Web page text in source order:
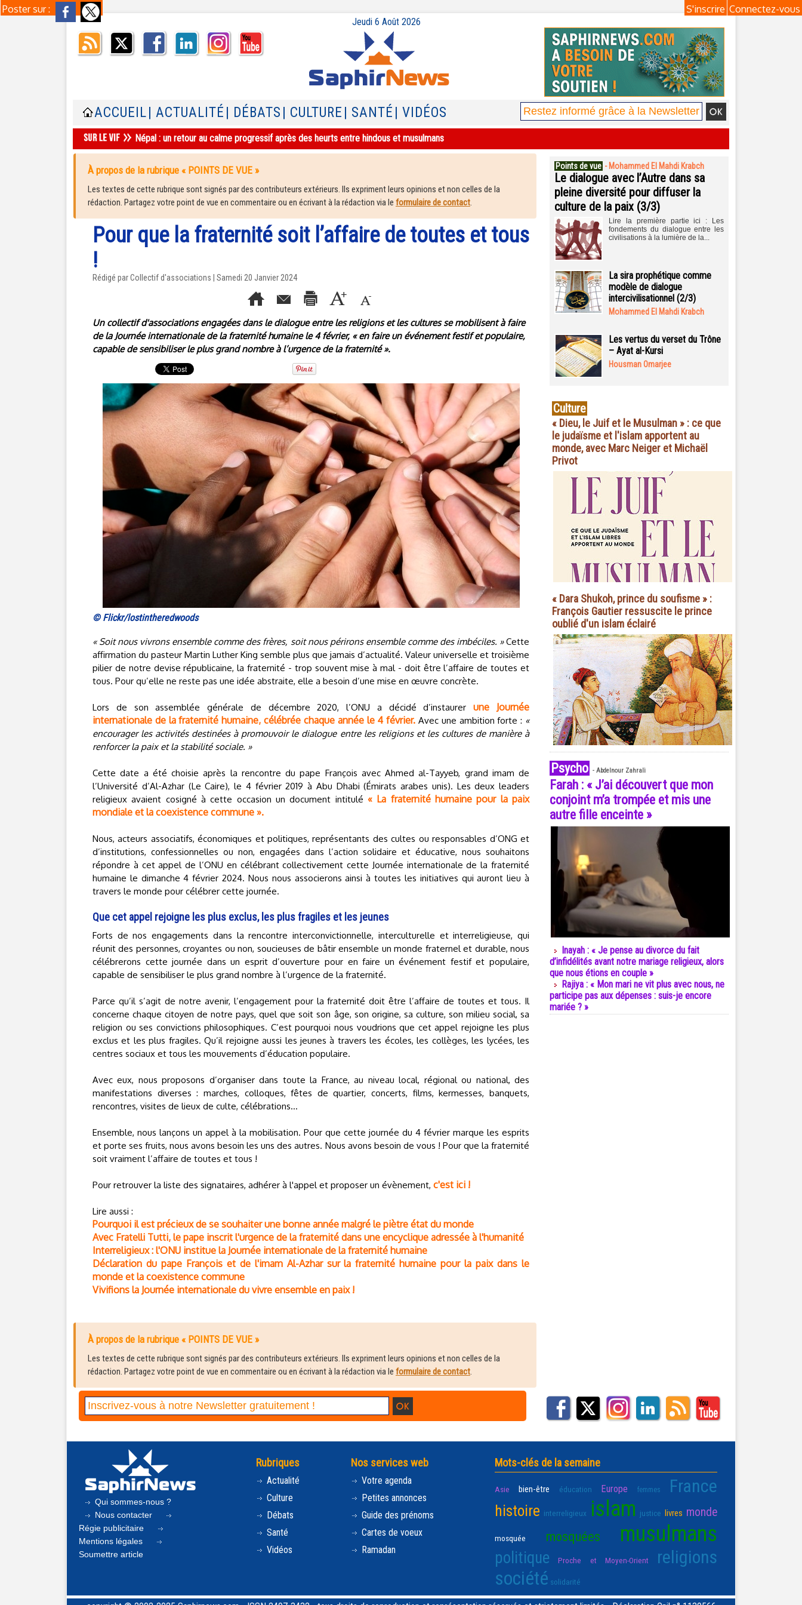
Poster sur : Connectez-vous
S'inscrire
Jeudi 6 Août 2026
ACCUEIL | ACTUALITÉ | DÉBATS | CULTURE | SANTÉ | VIDÉOS
Népal : un retour au calme progressif après des heurts entre hindous et musulmans
À propos de la rubrique « POINTS DE VUE »
Les textes de cette rubrique sont signés par des contributeurs extérieurs. Ils expriment leurs opinions et non celles de la
rédaction. Partagez votre point de vue en commentaire ou en écrivant à la rédaction via le formulaire de contact.
Pour que la fraternité soit l’affaire de toutes et tous
!
Rédigé par Collectif d'associations | Samedi 20 Janvier 2024
Un collectif d'associations engagées dans le dialogue entre les religions et les cultures se mobilisent à faire
de la Journée internationale de la fraternité humaine le 4 février, « en faire un événement festif et populaire,
capable de sensibiliser le plus grand nombre à l’urgence de la fraternité ».
© Flickr/lostintheredwoods
« Soit nous vivrons ensemble comme des frères, soit nous périrons ensemble comme des imbéciles. »Cette
affirmation du pasteur Martin Luther King semble plus que jamais d’actualité. Valeur universelle et troisième
pilier de notre devise républicaine, la fraternité - trop souvent mise à mal - doit être l’affaire de toutes et
tous. Pour qu’elle ne reste pas une idée abstraite, elle a besoin d’une mise en œuvre concrète.
Lors de son assemblée générale de décembre 2020, l’ONU a décidé d’instaurerune Journée
internationale de la fraternité humaine, célébrée chaque année le 4 février. Avec une ambition forte : «
encourager les activités destinées à promouvoir le dialogue entre les religions et les cultures de manière à
renforcer la paix et la stabilité sociale. »
Cette date a été choisie après la rencontre du pape François avec Ahmed al-Tayyeb, grand imam de
l’Université d’Al-Azhar (Le Caire), le 4 février 2019 à Abu Dhabi (Émirats arabes unis). Les deux leaders
religieux avaient cosigné à cette occasion un document intitulé « La fraternité humaine pour la paix
mondiale et la coexistence commune ».
Nous, acteurs associatifs, économiques et politiques, représentants des cultes ou responsables d’ONG et
d’institutions, confessionnelles ou non, engagées dans l’action solidaire et éducative, nous souhaitons
répondre à cet appel de l’ONU en célébrant collectivement cette Journée internationale de la fraternité
humaine le dimanche 4 février 2024. Nous nous associerons ainsi à toutes les initiatives qui auront lieu à
travers le monde pour célébrer cette journée.
Que cet appel rejoigne les plus exclus, les plus fragiles et les jeunes
Forts de nos engagements dans la rencontre interconvictionnelle, interculturelle et interreligieuse, qui
réunit des personnes, croyantes ou non, soucieuses de bâtir ensemble un monde fraternel et durable, nous
célébrerons cette journée dans un esprit d’ouverture pour en faire un événement festif et populaire,
capable de sensibiliser le plus grand nombre à l’urgence de la fraternité.
Parce qu’il s’agit de notre avenir, l’engagement pour la fraternité doit être l’affaire de toutes et tous. Il
concerne chaque citoyen de notre pays, quel que soit son âge, son origine, sa culture, son milieu social, sa
religion ou ses convictions philosophiques. C’est pourquoi nous voudrions que cet appel rejoigne les plus
exclus et les plus fragiles. Qu’il rejoigne aussi les jeunes à travers les écoles, les collèges, les lycées, les
centres sociaux et tous les mouvements d’éducation populaire.
Avec eux, nous proposons d’organiser dans toute la France, au niveau local, régional ou national, des
manifestations diverses : marches, colloques, fêtes de quartier, concerts, films, kermesses, banquets,
rencontres, visites de lieux de culte, célébrations…
Ensemble, nous lançons un appel à la mobilisation. Pour que cette journée du 4 février marque les esprits
et porte ses fruits, nous avons besoin les uns des autres. Nous avons besoin de vous ! Pour que la fraternité
soit vraiment l’affaire de toutes et tous !
Pour retrouver la liste des signataires, adhérer à l'appel et proposer un évènement, c'est ici !
Lire aussi :
Pourquoi il est précieux de se souhaiter une bonne année malgré le piètre état du monde
Avec Fratelli Tutti, le pape inscrit l'urgence de la fraternité dans une encyclique adressée à l'humanité
Interreligieux : l'ONU institue la Journée internationale de la fraternité humaine
Déclaration du pape François et de l'imam Al-Azhar sur la fraternité humaine pour la paix dans le
monde et la coexistence commune
Vivifions la Journée internationale du vivre ensemble en paix !
À propos de la rubrique « POINTS DE VUE »
Les textes de cette rubrique sont signés par des contributeurs extérieurs. Ils expriment leurs opinions et non celles de la
rédaction. Partagez votre point de vue en commentaire ou en écrivant à la rédaction via le formulaire de contact.
Points de vue - Mohammed El Mahdi Krabch
Le dialogue avec l’Autre dans sa
pleine diversité pour diffuser la
culture de la paix (3/3)
Lire la première partie ici : Les
fondements du dialogue entre les
civilisations à la lumière de la...
La sira prophétique comme
modèle de dialogue
intercivilisationnel (2/3)
Mohammed El Mahdi Krabch
Les vertus du verset du Trône
– Ayat al-Kursi
Housman Omarjee
Culture
« Dieu, le Juif et le Musulman » : ce que
le judaïsme et l'islam apportent au
monde, avec Marc Neiger et Michaël
Privot
« Dara Shukoh, prince du soufisme » :
François Gautier ressuscite le prince
oublié d'un islam éclairé
Psycho - Abdelnour Zahrali
Farah : « J’ai découvert que mon
conjoint m’a trompée et mis une
autre fille enceinte »
Inayah : « Je pense au divorce du fait
d’infidélités avant notre mariage religieux, alors
que nous étions en couple »
Rajiya : « Mon mari ne vit plus avec nous, ne
participe pas aux dépenses : suis-je encore
mariée ? »
Qui sommes-nous ?
Nous contacter
Régie publicitaire
Mentions légales
Soumettre article
Rubriques
Actualité
Culture
Débats
Santé
Vidéos
Nos services web
Votre agenda
Petites annonces
Guide des prénoms
Cartes de voeux
Ramadan
Mots-clés de la semaine
Asie bien-être éducation Europe femmes France
histoire interreligieux islam justice livres monde
mosquée mosquées musulmans
politique Proche et Moyen-Orient religions
société solidarité